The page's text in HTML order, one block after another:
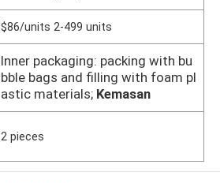
$86/units 2-499 units
Inner packaging: packing with bu
bble bags and filling with foam pl
astic materials; Kemasan
2 pieces